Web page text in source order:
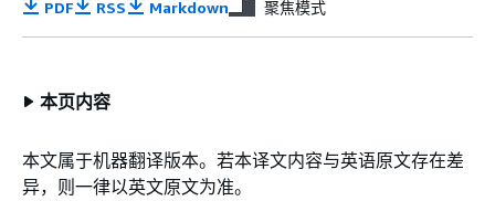
PDF RSS Markdown 聚焦模式
本页内容
本文属于机器翻译版本。若本译文内容与英语原文存在差
异，则一律以英文原文为准。